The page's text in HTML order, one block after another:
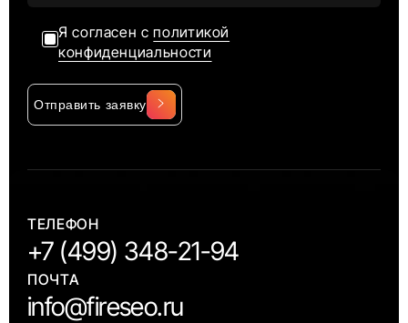
Я согласен сполитикой
конфиденциальности
Отправить заявку
ТЕЛЕФОН
+7 (499) 348-21-94
ПОЧТА
info@fireseo.ru